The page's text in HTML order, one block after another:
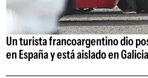
Un turista francoargentino dio
en España y está aislado en Galicia